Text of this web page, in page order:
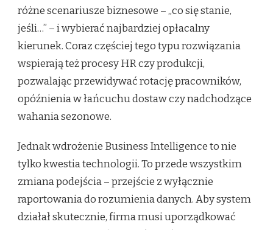
różne scenariusze biznesowe – „co się stanie,
jeśli…” – i wybierać najbardziej opłacalny
kierunek. Coraz częściej tego typu rozwiązania
wspierają też procesy HR czy produkcji,
pozwalając przewidywać rotację pracowników,
opóźnienia w łańcuchu dostaw czy nadchodzące
wahania sezonowe.
Jednak wdrożenie Business Intelligence to nie
tylko kwestia technologii. To przede wszystkim
zmiana podejścia – przejście z wyłącznie
raportowania do rozumienia danych. Aby system
działał skutecznie, firma musi uporządkować